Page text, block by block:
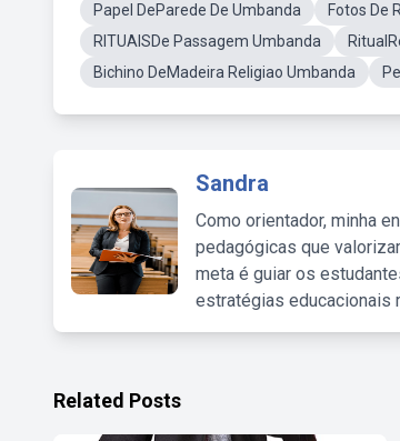
Papel DeParede De Umbanda
Fotos De
RITUAISDe Passagem Umbanda
Bichino DeMadeira Religiao Umbanda
Sandra
Como orientador, minha
pedagógicas que
meta é guiar os
estratégias educacionais
Related Posts